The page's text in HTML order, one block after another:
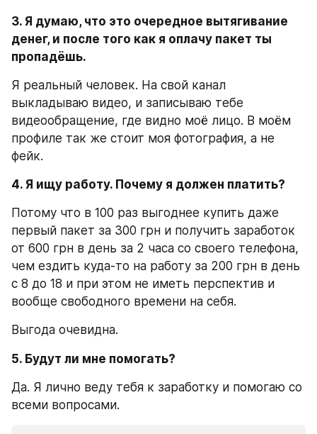
3. Я думаю, что это очередное вытягивание
денег, и после того как я оплачу пакет ты
пропадёшь.
Я реальный человек. На свой канал
выкладываю видео, и записываю тебе
видеообращение, где видно моё лицо. В моём
профиле так же стоит моя фотография, а не
фейк.
4. Я ищу работу. Почему я должен платить?
Потому что в 100 раз выгоднее купить даже
первый пакет за 300 грн и получить заработок
от 600 грн в день за 2 часа со своего телефона,
чем ездить куда-то на работу за 200 грн в день
с 8 до 18 и при этом не иметь перспектив и
вообще свободного времени на себя.
Выгода очевидна.
5. Будут ли мне помогать?
Да. Я лично веду тебя к заработку и помогаю со
всеми вопросами.